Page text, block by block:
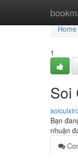
Home
Home
1
Soi
Bạn
nhuận